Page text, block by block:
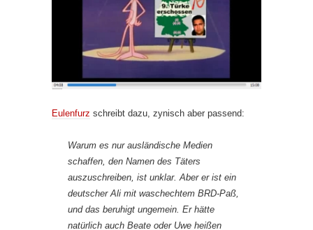
Eulenfurz schreibt dazu, zynisch aber passend:
Warum es nur ausländische Medien
schaffen, den Namen des Täters
auszuschreiben, ist unklar. Aber er ist ein
deutscher Ali mit waschechtem BRD-Paß,
und das beruhigt ungemein. Er hätte
natürlich auch Beate oder Uwe heißen